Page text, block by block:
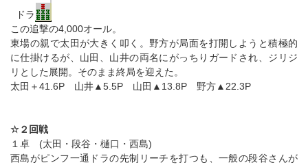
ドラ
この追撃の4,000オール。
東場の親で太田が大きく叩く。野方が局面を打開しようと積極的
に仕掛けるが、山田、山井の両名にがっちりガードされ、ジリジ
リとした展開。そのまま終局を迎えた。
太田＋41.6P 山井▲5.5P 山田▲13.8P 野方▲22.3P
☆２回戦
１卓 (太田・段谷・樋口・西島)
西島がピンフ一通ドラの先制リーチを打つも、一般の段谷さんが